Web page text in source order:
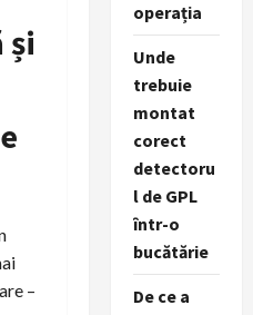
și
–
operația
Unde
trebuie
montat
corect
detectoru
l de GPL
într-o
bucătărie
De ce a